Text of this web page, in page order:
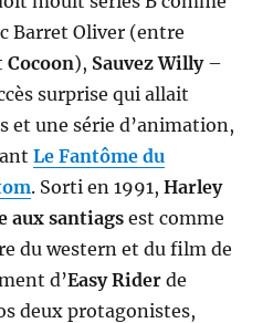
Barret Oliver (entre
Cocoon), Sauvez Willy –
surprise qui allait
et une série d’animation,
Le Fantôme du
. Sorti en 1991,Harley
aux santiagsest comme
du western et du film de
d’Easy Rider de
deux protagonistes,